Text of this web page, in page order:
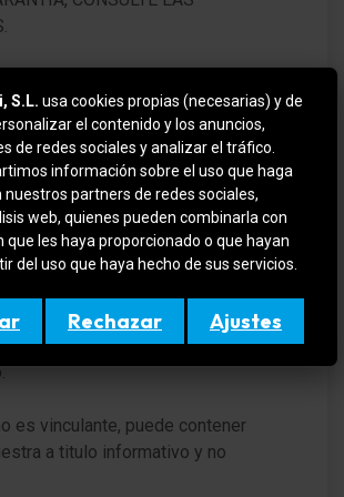
la conducción: Asistente luz carretera
luces (Coming Home, Leaving Home)
a la conducción: Reconocimiento de
tráfico (TSR)
LED
luz intermitente (ESS)
freno
con Sensor de lluvia
del limpiaparabrisas delante
por la red de
MAZDA con 12 meses de garantía
entrega.
SI SE FINANCIA
contactar por teléfono o e-mail
DIFIGIRONA ). Amplio stock en
aceptamos su vehículo como
es vinculante, puede contener
a titulo informativo y no
S.L. usa cookies propias (necesarias) y de
el contenido y los anuncios,
de redes sociales y analizar el tráfico.
información sobre el uso que haga
nuestros partners de redes sociales,
web, quienes pueden combinarla con
les haya proporcionado o que hayan
del uso que haya hecho de sus servicios.
Rechazar Ajustes